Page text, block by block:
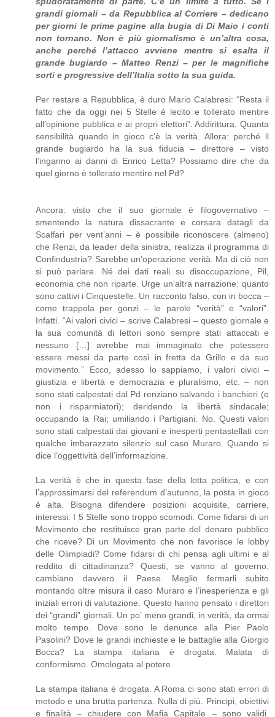
grandi giornali – da Repubblica al Corriere – dedicano
per giorni le prime pagine alla bugia di Di Maio i conti
non tornano. Non è più giornalismo è un’altra cosa,
anche perché l’attacco avviene mentre si esalta il
grande bugiardo – Matteo Renzi – per le magnifiche
sorti e progressive dell’Italia sotto la sua guida.
Per restare a Repubblica, è duro Mario Calabresi: “Resta il
fatto che da oggi nei 5 Stelle è lecito e tollerato mentire
all’opinione pubblica e ai propri elettori”. Addirittura. Quanta
sensibilità quando in gioco c’è la verità. Allora: perché il
grande bugiardo ha la sua fiducia – direttore – visto
l’inganno ai danni di Enrico Letta? Possiamo dire che da
quel giorno è tollerato mentire nel Pd?
Ancora: visto che il suo giornale è filogovernativo –
smentendo la natura dissacrante e corsara datagli da
Scalfari per vent’anni – è possibile riconoscere (almeno)
che Renzi, da leader della sinistra, realizza il programma di
Confindustria? Sarebbe un’operazione verità. Ma di ciò non
si può parlare. Né dei dati reali su disoccupazione, Pil,
economia che non riparte. Urge un’altra narrazione: quanto
sono cattivi i Cinquestelle. Un racconto falso, con in bocca –
come trappola per gonzi – le parole “verità” e “valori”.
Infatti. “Ai valori civici – scrive Calabresi – questo giornale e
la sua comunità di lettori sono sempre stati attaccati e
nessuno […] avrebbe mai immaginato che potessero
essere messi da parte così in fretta da Grillo e da suo
movimento.” Ecco, adesso lo sappiamo, i valori civici –
giustizia e libertà e democrazia e pluralismo, etc. – non
sono stati calpestati dal Pd renziano salvando i banchieri (e
non i risparmiatori); deridendo la libertà sindacale;
occupando la Rai; umiliando i Partigiani. No. Questi valori
sono stati calpestati dai giovani e inesperti pentastellati con
qualche imbarazzato silenzio sul caso Muraro. Quando si
dice l’oggettività dell’informazione.
La verità è che in questa fase della lotta politica, e con
l’approssimarsi del referendum d’autunno, la posta in gioco
è alta. Bisogna difendere posizioni acquisite, carriere,
interessi. I 5 Stelle sono troppo scomodi. Come fidarsi di un
Movimento che restituisce gran parte del denaro pubblico
che riceve? Di un Movimento che non favorisce le lobby
delle Olimpiadi? Come fidarsi di chi pensa agli ultimi e al
reddito di cittadinanza? Questi, se vanno al governo,
cambiano davvero il Paese. Meglio fermarli subito
montando oltre misura il caso Muraro e l’inesperienza e gli
iniziali errori di valutazione. Questo hanno pensato i direttori
dei “grandi” giornali. Un po’ meno grandi, in verità, da ormai
molto tempo. Dove sono le denunce alla Pier Paolo
Pasolini? Dove le grandi inchieste e le battaglie alla Giorgio
Bocca? La stampa italiana è drogata. Malata di
conformismo. Omologata al potere.
La stampa italiana è drogata. A Roma ci sono stati errori di
metodo e una brutta partenza. Nulla di più. Principi, obiettivi
e finalità – chiudere con Mafia Capitale – sono validi.